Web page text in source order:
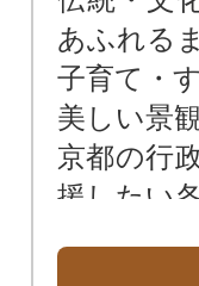
あふれる
子育て・
美しい景
京都の行
援したい